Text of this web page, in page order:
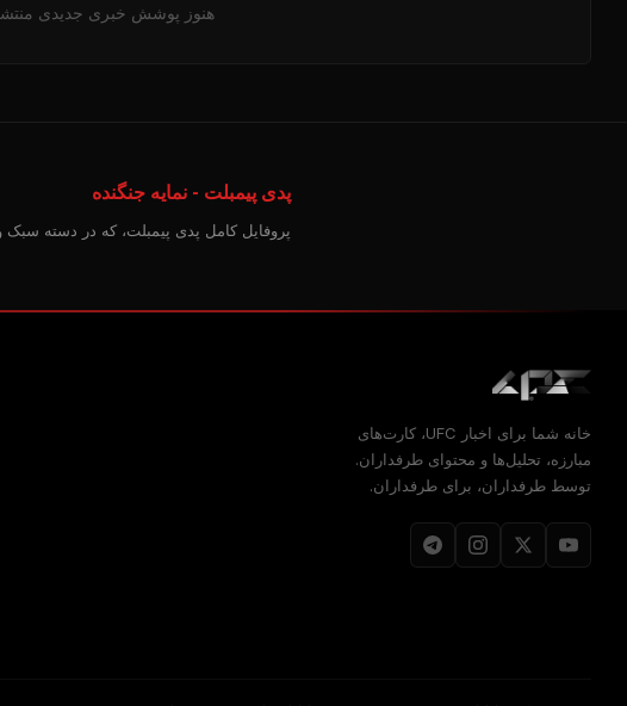
هنوز پوشش خبری جدیدی منتشر
پدی پیمبلت - نمایه جنگنده
پروفایل کامل پدی پیمبلت، که در دسته
خانه شما برای اخبار UFC، کارت‌های
مبارزه، تحلیل‌ها و محتوای طرفداران.
توسط طرفداران، برای طرفداران.